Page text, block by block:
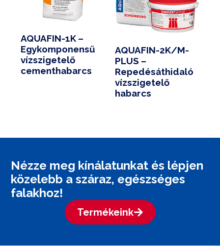
AQUAFIN-1K –
Egykomponensű
vízszigetelő
cementhabarcs
AQUAFIN-2K/M-
PLUS –
Repedésáthidaló
vízszigetelő
habarcs
Nézze meg kínálatunkat és lépjen
közelebb a száraz, egészséges
falakhoz!
Termékeink